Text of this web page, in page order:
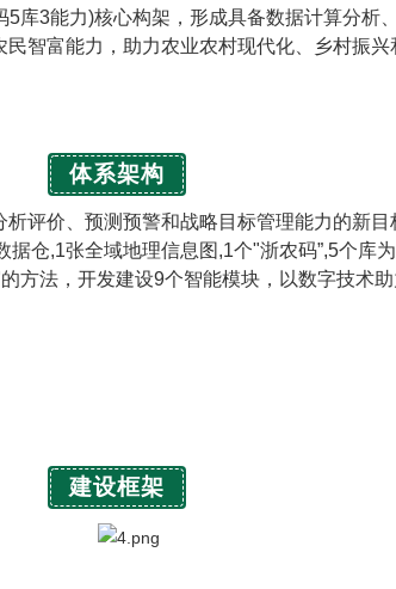
库3能力)核心构架，形成具备数据计算分析
智富能力，助力农业农村现代化、乡村振
体系架构
评价、预测预警和战略目标管理能力的新
仓,1张全域地理信息图,1个"浙农码”,5个库
方法，开发建设9个智能模块，以数字技术
建设框架